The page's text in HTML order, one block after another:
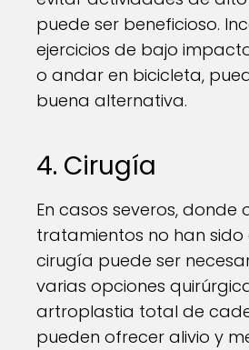
puede ser beneficioso.
ejercicios de bajo
o andar en bicicleta,
buena alternativa.
4. Cirugía
En casos severos, donde
tratamientos no han sido
cirugía puede ser
varias opciones
artroplastia total de
pueden ofrecer alivio y